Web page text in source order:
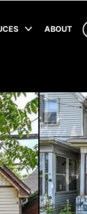
ABOUT